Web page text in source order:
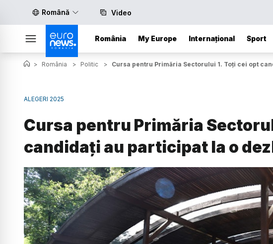
Română Video
România My Europe Internațional Sport
> România > Politic > Cursa pentru Primăria Sectorului 1. Toți cei opt
ALEGERI 2025
Cursa pentru Primăria
candidați au participat la o